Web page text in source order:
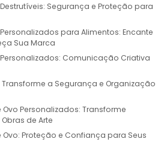
Segurança e Proteção para
para Alimentos: Encante
Sua Marca
Comunicação Criativa
Transforme a Segurança e Organização
Personalizados: Transforme
de Arte
Proteção e Confiança para Seus